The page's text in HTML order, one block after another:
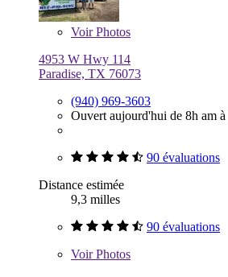
VoirPhotos
4953 W Hwy 114
Paradise, TX 76073
(940) 969-3603
Ouvert aujourd'hui de 8h am
90 évaluations
Distance estimée
9,3 milles
90 évaluations
VoirPhotos